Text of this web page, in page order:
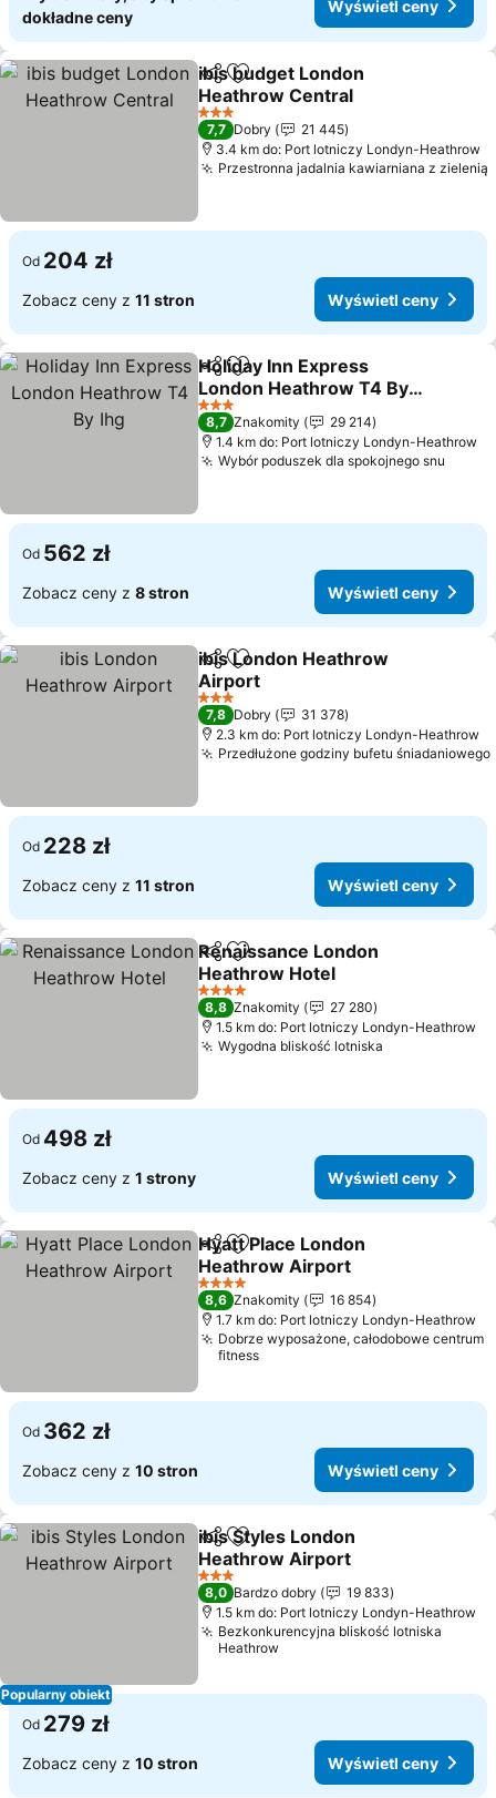
dokładne ceny
Wyświetl ceny
Udostępnij
Dodaj do ulubionych
ibis budget London
Heathrow Central
Wyświetl ceny
3 Kategoria
7,7 Dobry
21 445
3.4 km do: Port lotniczy Londyn-Heathrow
Przestronna jadalnia kawiarniana z zielenią
Od 204 zł
Zobacz ceny z 11 stron Wyświetl ceny
Udostępnij
Dodaj do ulubionych
Holiday Inn Express
London Heathrow T4 By
Ihg
Wyświetl ceny
3 Kategoria
8,7 Znakomity
29 214
1.4 km do: Port lotniczy Londyn-Heathrow
Wybór poduszek dla spokojnego snu
Od 562 zł
Zobacz ceny z 8 stron Wyświetl ceny
Udostępnij
Dodaj do ulubionych
ibis London Heathrow
Airport
Wyświetl ceny
3 Kategoria
7,8 Dobry
31 378
2.3 km do: Port lotniczy Londyn-Heathrow
Przedłużone godziny bufetu śniadaniowego
Od 228 zł
Zobacz ceny z 11 stron Wyświetl ceny
Udostępnij
Dodaj do ulubionych
Renaissance London
Heathrow Hotel
Wyświetl ceny
4 Kategoria
8,8 Znakomity
27 280
1.5 km do: Port lotniczy Londyn-Heathrow
Wygodna bliskość lotniska
Od 498 zł
Zobacz ceny z 1 strony Wyświetl ceny
Udostępnij
Dodaj do ulubionych
Hyatt Place London
Heathrow Airport
Wyświetl ceny
4 Kategoria
8,6 Znakomity
16 854
1.7 km do: Port lotniczy Londyn-Heathrow
Dobrze wyposażone, całodobowe centrum
fitness
Od 362 zł
Zobacz ceny z 10 stron Wyświetl ceny
Popularny obiekt
Udostępnij
Dodaj do ulubionych
ibis Styles London
Heathrow Airport
Wyświetl ceny
3 Kategoria
8,0 Bardzo dobry
19 833
1.5 km do: Port lotniczy Londyn-Heathrow
Bezkonkurencyjna bliskość lotniska
Heathrow
Od 279 zł
Zobacz ceny z 10 stron Wyświetl ceny